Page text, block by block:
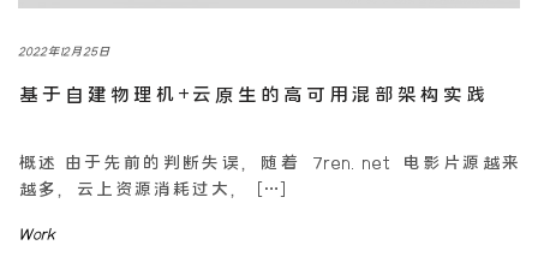
2022年12月25日
基于自建物理机+云原生的高可用混部架构实践
概述 由于先前的判断失误，随着 7ren.net 电影片源越来
越多，云上资源消耗过大， […]
Work